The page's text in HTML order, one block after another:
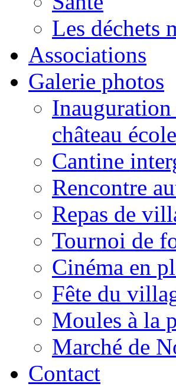
Les déchets
Associations
Galerie photos
Inauguration
château école
Cantine
Rencontre
Repas de
Tournoi de
Cinéma en
Fête du
Moules à la
Marché de
Contact